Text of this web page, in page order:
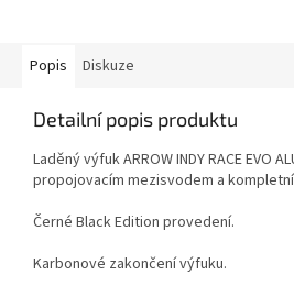
Popis Diskuze
Detailní popis produktu
Laděný výfuk ARROW INDY RACE EVO
propojovacím mezisvodem a
Černé Black Edition provedení.
Karbonové zakončení výfuku.